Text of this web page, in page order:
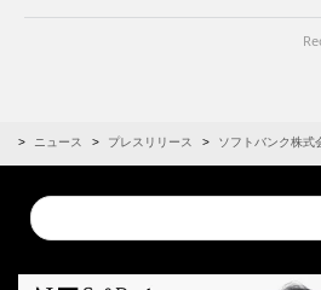
ニュース プレスリリース ソフトバンク株式
Conduct
a